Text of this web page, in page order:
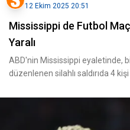
12 Ekim 2025 20:51
Mississippi de Futbol
Yaralı
ABD'nin Mississippi eyaletinde,
düzenlenen silahlı saldırıda 4